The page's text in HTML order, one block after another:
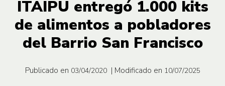
ITAIPU entregó 1.000 kits
de alimentos a pobladores
del Barrio San Francisco
Publicado en 03/04/2020 | Modificado en 10/07/2025